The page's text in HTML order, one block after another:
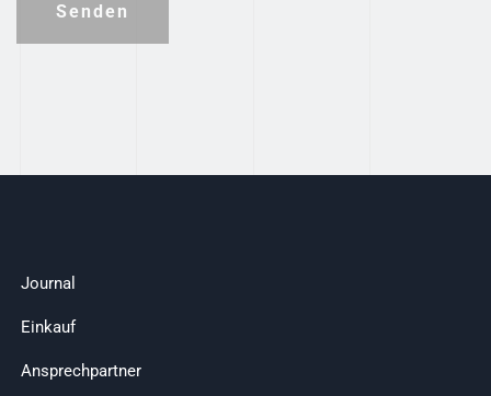
Senden
Journal
Einkauf
Ansprechpartner